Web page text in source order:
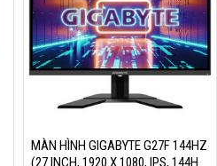
MÀN HÌNH GIGABYTE G27F 144HZ
(27 INCH, 1920 X 1080, IPS, 144HZ,